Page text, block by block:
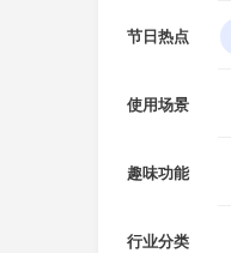
节日热点
使用场景
趣味功能
行业分类